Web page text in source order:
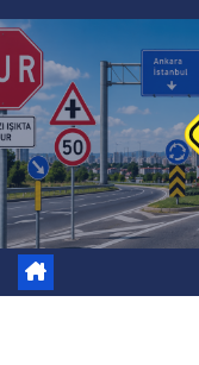
Skip
to
content